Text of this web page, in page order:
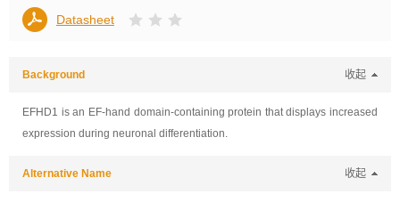
Datasheet
Background 收起
EFHD1 is an EF-hand domain-containing protein that displays increased
expression during neuronal differentiation.
Alternative Name 收起